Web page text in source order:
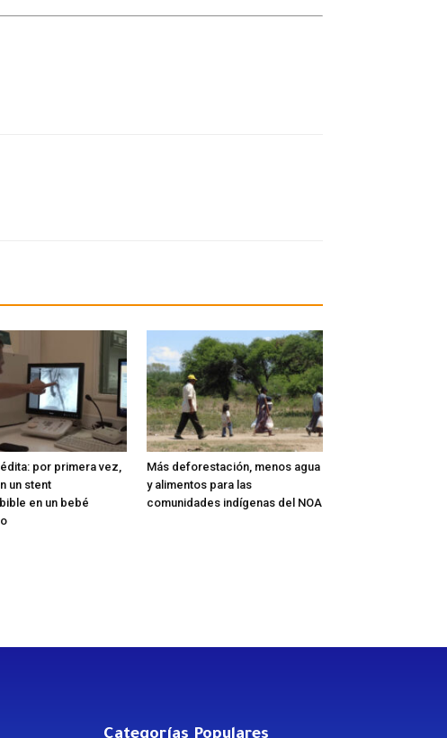
por primera vez,
un stent
en un bebé
Más deforestación, menos agua
y alimentos para las
comunidades indígenas del NOA